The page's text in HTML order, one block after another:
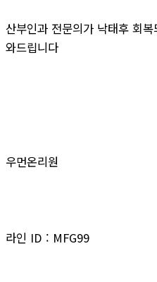
산부인과 전문의가 낙태후 회
와드립니다
우먼온리원
라인 ID : MFG99